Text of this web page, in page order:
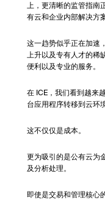
上，更清晰的监管指南
有云和企业内部解决方
这一趋势似乎正在加速
上升以及专有人才的稀
便利以及专业的服务。
在 ICE，我们看到越来
台应用程序转移到云环
这不仅仅是成本。
更为吸引的是公有云为
及分析处理。
即使是交易和管理核心